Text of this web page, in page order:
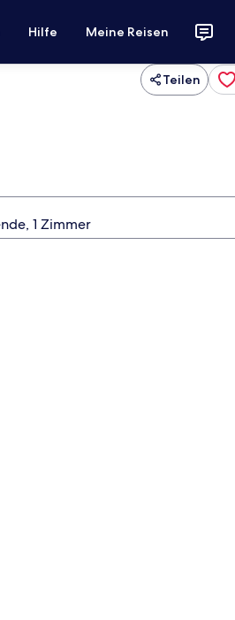
Hilfe Meine Reisen
Teilen